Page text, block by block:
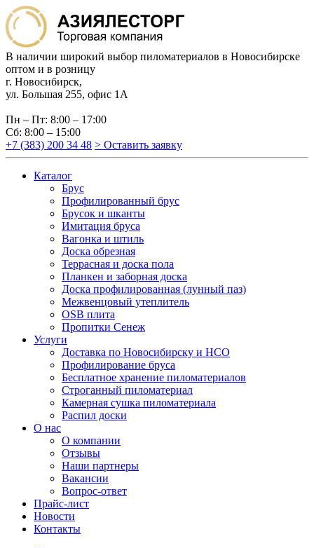
В наличии широкий выбор пиломатериалов в Новосибирске
оптом и в розницу
г. Новосибирск,
ул. Большая 255, офис 1А
Пн – Пт: 8:00 – 17:00
Сб: 8:00 – 15:00
+7 (383) 200 34 48 > Оставить заявку
Каталог
Брус
Профилированный брус
Брусок и шканты
Имитация бруса
Вагонка и штиль
Доска обрезная
Террасная и доска пола
Планкен и заборная доска
Доска профилированная (лунный паз)
Межвенцовый утеплитель
OSB плита
Пропитки Сенеж
Услуги
Доставка по Новосибирску и НСО
Профилирование бруса
Бесплатное хранение пиломатериалов
Строганный пиломатериал
Камерная сушка пиломатериала
Распил доски
О нас
О компании
Отзывы
Наши партнеры
Вакансии
Вопрос-ответ
Прайс-лист
Новости
Контакты